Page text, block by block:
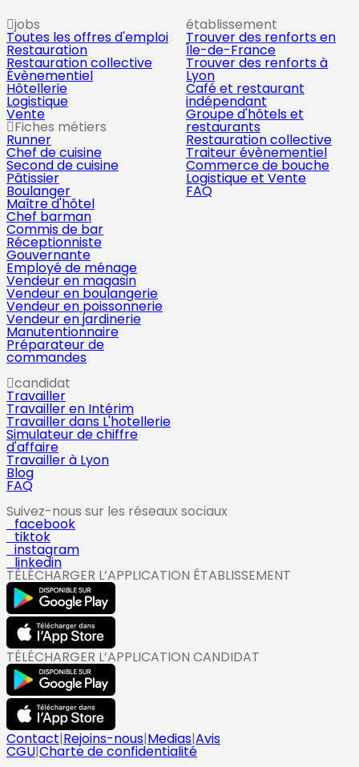
jobs
Toutes les offres d'emploi
Restauration
Restauration collective
Évènementiel
Hôtellerie
Logistique
Vente
Fiches métiers
Runner
Chef de cuisine
Second de cuisine
Pâtissier
Boulanger
Maître d'hôtel
Chef barman
Commis de bar
Réceptionniste
Gouvernante
Employé de ménage
Vendeur en magasin
Vendeur en boulangerie
Vendeur en poissonnerie
Vendeur en jardinerie
Manutentionnaire
Préparateur de
commandes
établissement
Trouver des renforts en
Île-de-France
Trouver des renforts à
Lyon
Café et restaurant
indépendant
Groupe d'hôtels et
restaurants
Restauration collective
Traiteur évènementiel
Commerce de bouche
Logistique et Vente
FAQ
candidat
Travailler
Travailler en Intérim
Travailler dans L'hotellerie
Simulateur de chiffre
d'affaire
Travailler à Lyon
Blog
FAQ
Suivez-nous sur les réseaux sociaux
facebook
tiktok
instagram
linkedin
TÉLÉCHARGER L’APPLICATION ÉTABLISSEMENT
TÉLÉCHARGER L’APPLICATION CANDIDAT
Contact|Rejoins-nous|Medias|Avis
CGU|Charte de confidentialité